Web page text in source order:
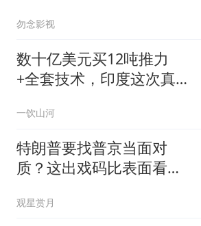
勿念影视
数十亿美元买12吨推力
+全套技术，印度这次真
一饮山河
特朗普要找普京当面对
质？这出戏码比表面看起
观星赏月